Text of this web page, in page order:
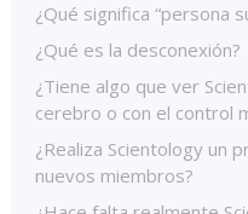
¿Qué significa “persona
¿Qué es la desconexión?
¿Tiene algo que ver
cerebro o con el control
¿Realiza Scientology un
nuevos miembros?